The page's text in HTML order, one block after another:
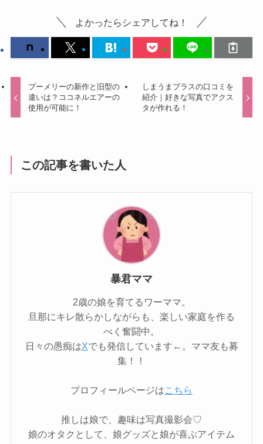
よかったらシェアしてね！
プーメリーの新作と旧型の
違いは？ココネルエアーの
使用が可能に！
しまうまプラスの口コミを
紹介｜好きな写真でアクス
タが作れる！
この記事を書いた人
暴君ママ
2歳の娘を育てるワーママ。
旦那にキレ散らかしながらも、楽しい家庭を作る
べく奮闘中。
日々の愚痴はXでも発信しています←。ママ友も募
集！！
プロフィールページはこちら
推しは娘で、趣味は写真撮影会♡
娘のオタクとして、娘グッズと娘が喜ぶアイテム